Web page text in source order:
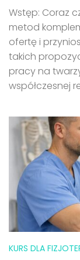
Wstęp: Coraz
metod
ofertę i
takich
pracy na
współczesnej
KURS DLA